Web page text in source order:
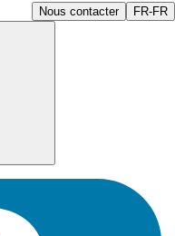
Nous contacter FR-FR